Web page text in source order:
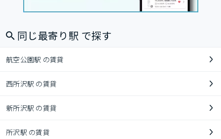
同じ最寄り駅 で探す
航空公園駅 の賃貸
西所沢駅 の賃貸
新所沢駅 の賃貸
所沢駅 の賃貸